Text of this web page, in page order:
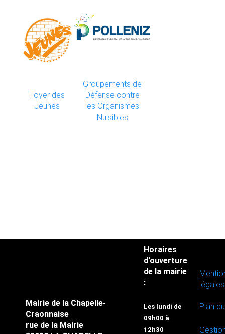
Foyer des
Jeunes
Groupements de
Défense contre
les Organismes
Nuisibles
Mairie de la Chapelle-
Craonnaise
rue de la Mairie
Horaires
d'ouverture
de la mairie
:
Les lundi de
09h00 à
12h30
légales
Plan